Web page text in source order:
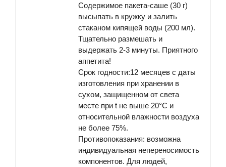
Содержимое пакета-саше (30 г)
высыпать в кружку и залить
стаканом кипящей воды (200 мл).
Тщательно размешать и
выдержать 2-3 минуты. Приятного
аппетита!
Срок годности:12 месяцев с даты
изготовления при хранении в
сухом, защищенном от света
месте при t не выше 20°С и
относительной влажности воздуха
не более 75%.
Противопоказания: возможна
индивидуальная непереносимость
компонентов. Для людей,